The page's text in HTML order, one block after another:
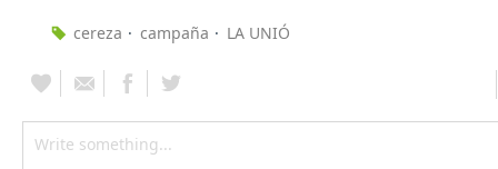
cereza campaña LA UNIÓ